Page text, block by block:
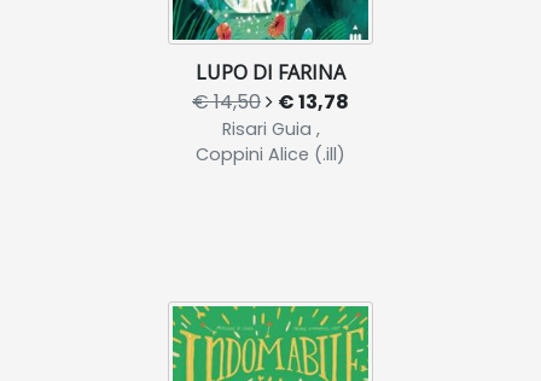
LUPO DI FARINA
€ 14,50 € 13,78
Risari Guia ,
Coppini Alice (.ill)